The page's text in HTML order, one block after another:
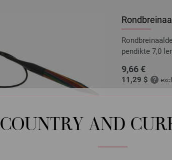
COUNTRY AND
pendikte 7,0
9,66 €
11,29 $